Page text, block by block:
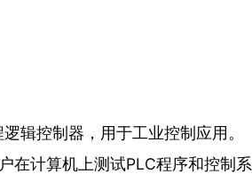
辑控制器，用于工业控制应用。
在计算机上测试PLC程序和控制系